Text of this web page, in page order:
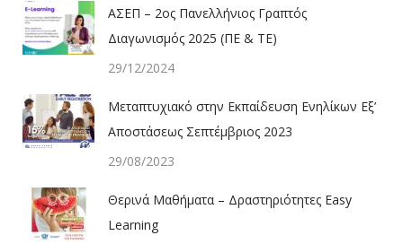
ΑΣΕΠ – 2ος Πανελλήνιος Γραπτός
Διαγωνισμός 2025 (ΠΕ & ΤΕ)
29/12/2024
Μεταπτυχιακό στην Εκπαίδευση Ενηλίκων Εξ’
Αποστάσεως Σεπτέμβριος 2023
29/08/2023
Θερινά Μαθήματα – Δραστηριότητες Easy
Learning